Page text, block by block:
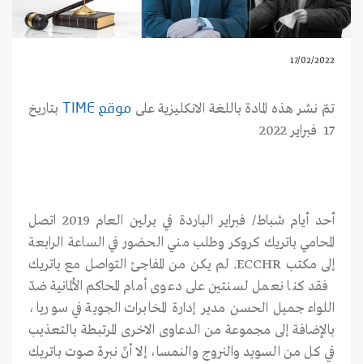
17/02/2022
تمّ نشر هذه المادة باللغة الانكليزية على موقع TIME
بتاريخ
17 فبراير 2022
أحد أيام شباط/ فبراير الباردة في برلين العام 2019 اتصل
المحامي باتريك كروكر وطلب مني الحضور في الساعة الرابعة
إلى مكتب ECCHR. لم يكن من المفاجئ التواصل مع باتريك
فقد كنا نعمل لسنتين على دعوى أمام المحاكم الألمانية ضدّ
اللواء جميل الحسن مدير إدارة المخابرات الجوية في سوريا،
بالإضافة إلى مجموعة من الدعاوى الاخرى المرتبطة بالتعذيب
في كل من السويد والنروج والنمسا، إلا أنّ نبرة صوت باتريك